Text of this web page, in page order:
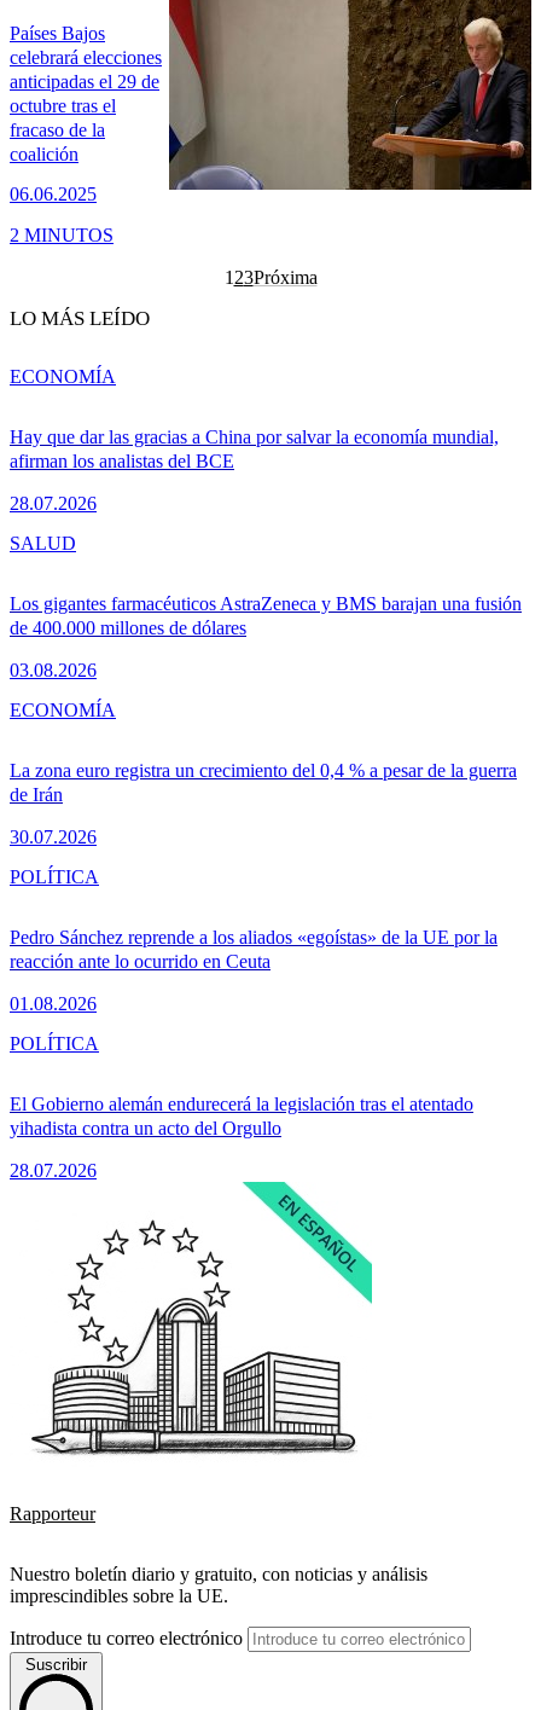
Países Bajos
celebrará elecciones
anticipadas el 29 de
octubre tras el
fracaso de la
coalición
06.06.2025
2 MINUTOS
1 23Próxima
LO MÁS LEÍDO
Hay que dar las gracias a China por salvar la economía mundial,
afirman los analistas del BCE
28.07.2026
ECONOMÍA
Los gigantes farmacéuticos AstraZeneca y BMS barajan una fusión
de 400.000 millones de dólares
03.08.2026
SALUD
La zona euro registra un crecimiento del 0,4 % a pesar de la guerra
de Irán
30.07.2026
ECONOMÍA
Pedro Sánchez reprende a los aliados «egoístas» de la UE por la
reacción ante lo ocurrido en Ceuta
01.08.2026
POLÍTICA
El Gobierno alemán endurecerá la legislación tras el atentado
yihadista contra un acto del Orgullo
28.07.2026
POLÍTICA
Rapporteur
Nuestro boletín diario y gratuito, con noticias y análisis
imprescindibles sobre la UE.
Introduce tu correo electrónico
Suscribir